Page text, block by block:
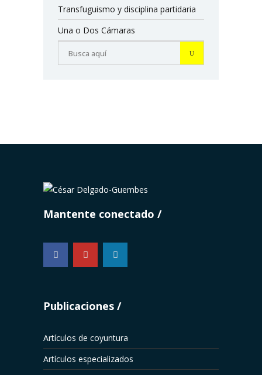
Transfuguismo y disciplina partidaria
Una o Dos Cámaras
Mantente conectado
...
Publicaciones
Artículos de coyuntura
Artículos especializados